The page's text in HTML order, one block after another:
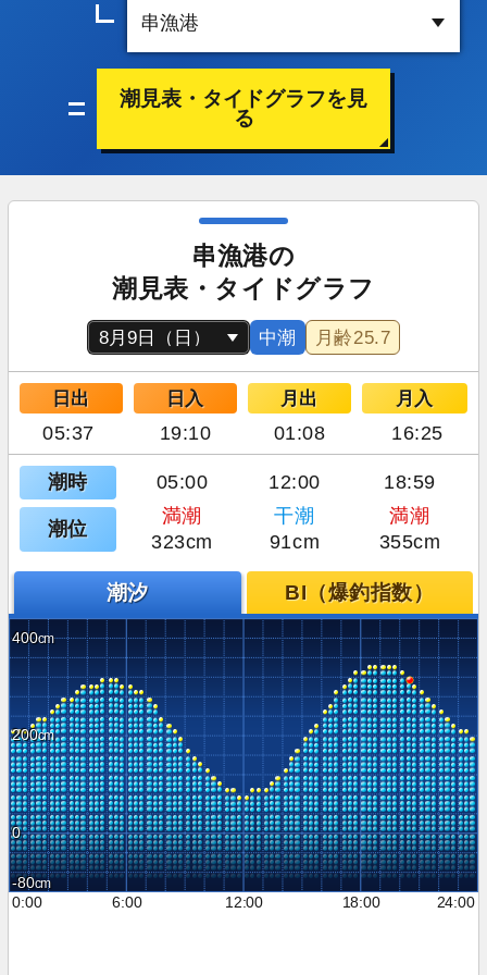
潮見表・タイドグラフを見
る
串漁港の
潮見表・タイドグラフ
中潮 月齢25.7
日出 日入 月出 月入
05:37 19:10 01:08 16:25
潮時 05:00 12:00 18:59
潮位
満潮 干潮
満潮
323cm
91cm 355cm
潮汐 BI（爆釣指数）
400
200
0
-80
0:00
6:00 12:00 18:00 24:00